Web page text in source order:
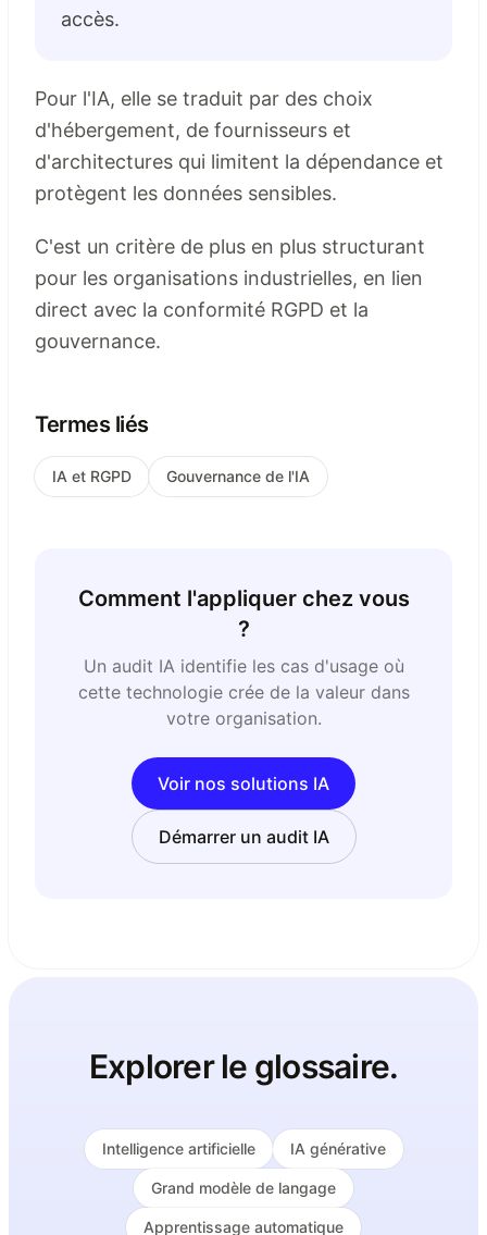
accès.
Pour l'IA, elle se traduit par des choix
d'hébergement, de fournisseurs et
d'architectures qui limitent la dépendance et
protègent les données sensibles.
C'est un critère de plus en plus structurant
pour les organisations industrielles, en lien
direct avec la conformité RGPD et la
gouvernance.
Termes liés
IA et RGPD Gouvernance de l'IA
Comment l'appliquer chez vous
?
Un audit IA identifie les cas d'usage où
cette technologie crée de la valeur dans
votre organisation.
Voir nos solutions IA
Démarrer un audit IA
Explorer le glossaire.
Intelligence artificielle IA générative
Grand modèle de langage
Apprentissage automatique